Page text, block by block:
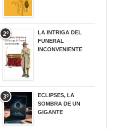
2º
LA INTRIGA DEL
FUNERAL
INCONVENIENTE
3º
ECLIPSES, LA
SOMBRA DE UN
GIGANTE